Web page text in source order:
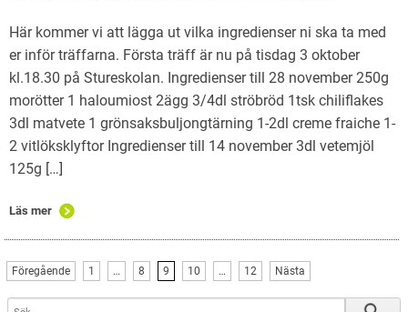
Här kommer vi att lägga ut vilka ingredienser ni ska ta med
er inför träffarna. Första träff är nu på tisdag 3 oktober
kl.18.30 på Stureskolan. Ingredienser till 28 november 250g
morötter 1 haloumiost 2ägg 3/4dl ströbröd 1tsk chiliflakes
3dl matvete 1 grönsaksbuljongtärning 1-2dl creme fraiche 1-
2 vitlöksklyftor Ingredienser till 14 november 3dl vetemjöl
125g […]
Läs mer
Föregående 1 … 8 9 10 … 12 Nästa